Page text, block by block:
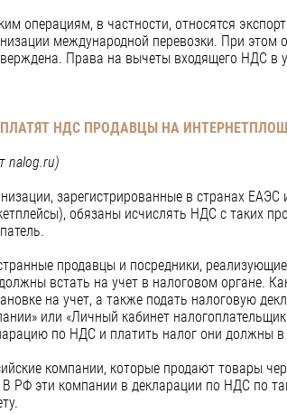
операциям, в частности, относятся
международной перевозки. При
Права на вычеты входящего НДС в
ПЛАТЯТ НДС ПРОДАВЦЫ НА
nalog.ru)
зарегистрированные в странах
обязаны исчислять НДС с таких
продавцы и посредники,
встать на учет в налоговом органе.
на учет, а также подать налоговую
или «Личный кабинет
по НДС и платить налог они должны
компании, которые продают товары
РФ эти компании в декларации по НДС по